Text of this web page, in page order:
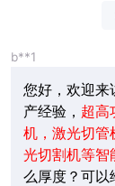
b**1
您好，欢迎来
产经验， 超高
机，激光切管
光切割机等智
么厚度？可以